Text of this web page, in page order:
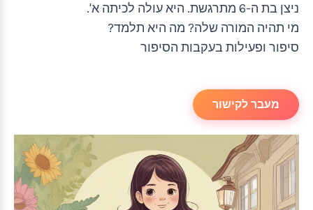
ניצן בת ה-6 מתרגשת. היא עולה לכיתה א'.
מי תהיה המורה שלה? מה היא תלמד?
סיפור ופעילות בעקבות הסיפור
מעבר לקישור